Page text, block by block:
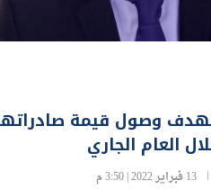
العام الجاري
13 فبراير 2022 | 3:50 م